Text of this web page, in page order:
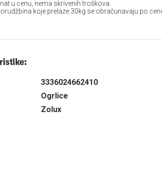
u cenu, nema skrivenih troškova.
koje prelaze 30kg se obračunavaju po
3336024662410
Ogrlice
Zolux